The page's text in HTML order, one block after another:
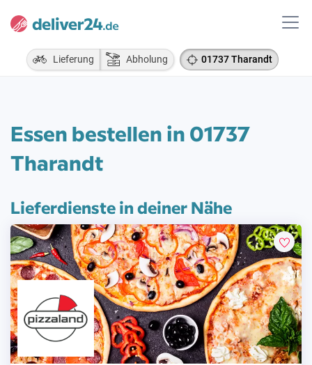
Lieferung Abholung 01737 Tharandt
Essen bestellen in 01737
Tharandt
Lieferdienste in deiner Nähe